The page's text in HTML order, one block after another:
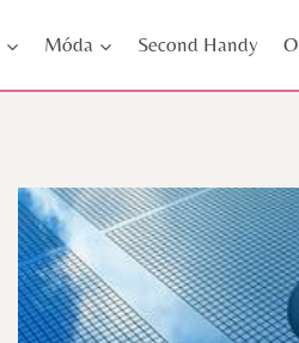
Móda Second Handy